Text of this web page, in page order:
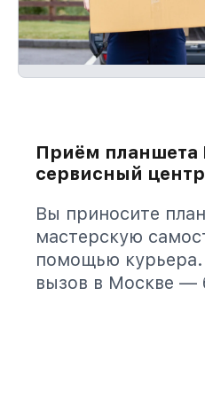
Приём планшета
сервисный центр
Вы приносите
мастерскую
помощью
вызов в Москве —